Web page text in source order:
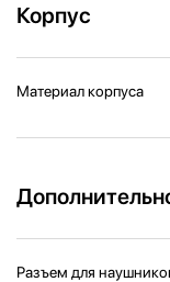
Корпус
Материал корпуса
Разъем для